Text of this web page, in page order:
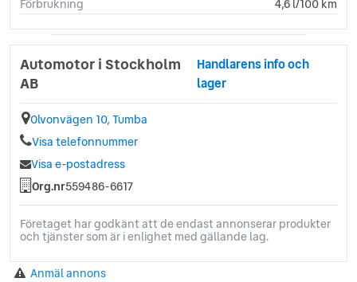
Förbrukning 4,6 l/100 km
Automotor i Stockholm
AB
Handlarens info och
lager
Olvonvägen 10, Tumba
Visa telefonnummer
Visa e-postadress
Org.nr559486-6617
Företaget har godkänt att de endast annonserar produkter
och tjänster som är i enlighet med gällande lag.
Anmäl annons